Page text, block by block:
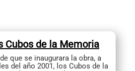
Cubos de la Memoria
que se inaugurara la obra, a
del año 2001, los Cubos de la